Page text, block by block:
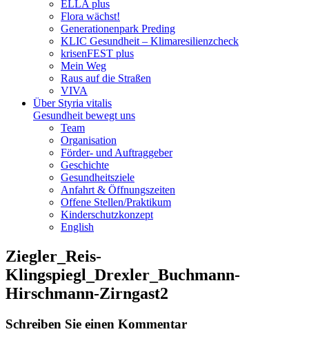
ELLA plus
Flora wächst!
Generationenpark Preding
KLIC Gesundheit – Klimaresilienzcheck
krisenFEST plus
Mein Weg
Raus auf die Straßen
VIVA
Über Styria vitalis
Gesundheit bewegt uns
Team
Organisation
Förder- und Auftraggeber
Geschichte
Gesundheitsziele
Anfahrt & Öffnungszeiten
Offene Stellen/Praktikum
Kinderschutzkonzept
English
Ziegler_Reis-
Klingspiegl_Drexler_Buchmann-
Hirschmann-Zirngast2
Schreiben Sie einen Kommentar